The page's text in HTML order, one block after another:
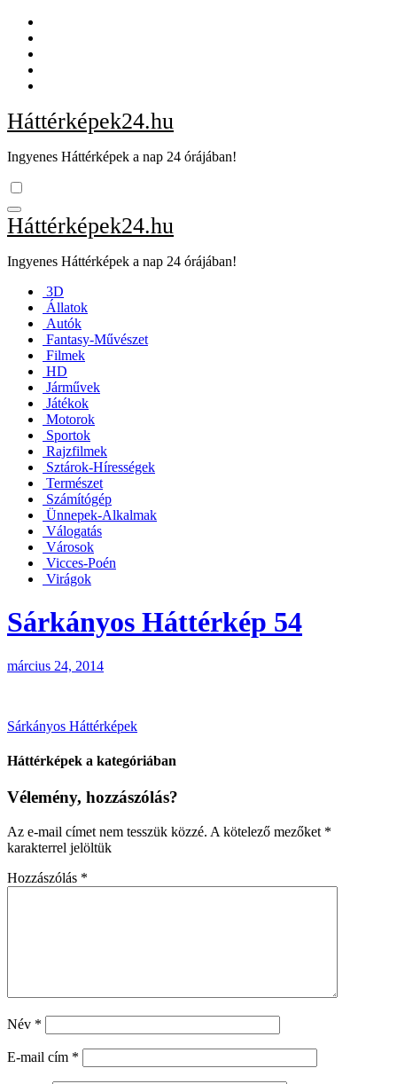
Skip
content
Háttérképek24.hu
Ingyenes Háttérképek a nap 24 órájában!
Háttérképek24.hu
Ingyenes Háttérképek a nap 24 órájában!
3D
Állatok
Autók
Fantasy-Művészet
Filmek
HD
Járművek
Játékok
Motorok
Sportok
Rajzfilmek
Sztárok-Hírességek
Természet
Számítógép
Ünnepek-Alkalmak
Válogatás
Városok
Vicces-Poén
Virágok
Sárkányos Háttérkép 54
március 24, 2014
Bejegyzés
navigáció
Sárkányos Háttérképek
Háttérképek a kategóriában
Vélemény, hozzászólás?
Az e-mail címet nem tesszük közzé. A kötelező mezőket *
karakterrel jelöltük
Hozzászólás *
Név *
E-mail cím *